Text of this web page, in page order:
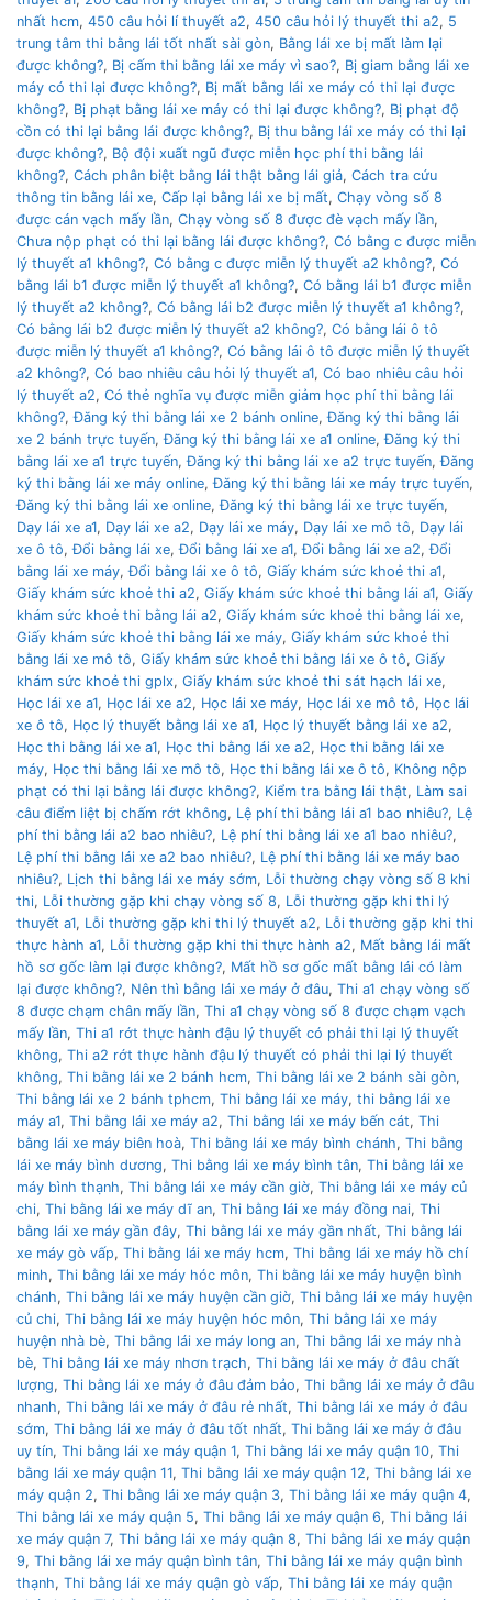
nhất hcm, 450 câu hỏi lí thuyết a2, 450 câu hỏi lý thuyết thi a2, 5
trung tâm thi bằng lái tốt nhất sài gòn, Bằng lái xe bị mất làm lại
được không?, Bị cấm thi bằng lái xe máy vì sao?, Bị giam bằng lái xe
máy có thi lại được không?, Bị mất bằng lái xe máy có thi lại được
không?, Bị phạt bằng lái xe máy có thi lại được không?, Bị phạt độ
cồn có thi lại bằng lái được không?, Bị thu bằng lái xe máy có thi lại
được không?, Bộ đội xuất ngũ được miễn học phí thi bằng lái
không?, Cách phân biệt bằng lái thật bằng lái giả, Cách tra cứu
thông tin bằng lái xe, Cấp lại bằng lái xe bị mất, Chạy vòng số 8
được cán vạch mấy lần, Chạy vòng số 8 được đè vạch mấy lần,
Chưa nộp phạt có thi lại bằng lái được không?, Có bằng c được miễn
lý thuyết a1 không?, Có bằng c được miễn lý thuyết a2 không?, Có
bằng lái b1 được miễn lý thuyết a1 không?, Có bằng lái b1 được miễn
lý thuyết a2 không?, Có bằng lái b2 được miễn lý thuyết a1 không?,
Có bằng lái b2 được miễn lý thuyết a2 không?, Có bằng lái ô tô
được miễn lý thuyết a1 không?, Có bằng lái ô tô được miễn lý thuyết
a2 không?, Có bao nhiêu câu hỏi lý thuyết a1, Có bao nhiêu câu hỏi
lý thuyết a2, Có thẻ nghĩa vụ được miễn giảm học phí thi bằng lái
không?,Đăng ký thi bằng lái xe 2 bánh online,Đăng ký thi bằng lái
xe 2 bánh trực tuyến,Đăng ký thi bằng lái xe a1 online,Đăng ký thi
bằng lái xe a1 trực tuyến,Đăng ký thi bằng lái xe a2 trực tuyến,Đăng
ký thi bằng lái xe máy online,Đăng ký thi bằng lái xe máy trực tuyến,
Đăng ký thi bằng lái xe online,Đăng ký thi bằng lái xe trực tuyến,
Dạy lái xe a1, Dạy lái xe a2, Dạy lái xe máy, Dạy lái xe mô tô, Dạy lái
xe ô tô,Đổi bằng lái xe,Đổi bằng lái xe a1,Đổi bằng lái xe a2,Đổi
bằng lái xe máy,Đổi bằng lái xe ô tô, Giấy khám sức khoẻ thi a1,
Giấy khám sức khoẻ thi a2, Giấy khám sức khoẻ thi bằng lái a1, Giấy
khám sức khoẻ thi bằng lái a2, Giấy khám sức khoẻ thi bằng lái xe,
Giấy khám sức khoẻ thi bằng lái xe máy, Giấy khám sức khoẻ thi
bằng lái xe mô tô, Giấy khám sức khoẻ thi bằng lái xe ô tô, Giấy
khám sức khoẻ thi gplx, Giấy khám sức khoẻ thi sát hạch lái xe,
Học lái xe a1, Học lái xe a2, Học lái xe máy, Học lái xe mô tô, Học lái
xe ô tô, Học lý thuyết bằng lái xe a1, Học lý thuyết bằng lái xe a2,
Học thi bằng lái xe a1, Học thi bằng lái xe a2, Học thi bằng lái xe
máy, Học thi bằng lái xe mô tô, Học thi bằng lái xe ô tô, Không nộp
phạt có thi lại bằng lái được không?, Kiểm tra bằng lái thật, Làm sai
câu điểm liệt bị chấm rớt không, Lệ phí thi bằng lái a1 bao nhiêu?, Lệ
phí thi bằng lái a2 bao nhiêu?, Lệ phí thi bằng lái xe a1 bao nhiêu?,
Lệ phí thi bằng lái xe a2 bao nhiêu?, Lệ phí thi bằng lái xe máy bao
nhiêu?, Lịch thi bằng lái xe máy sớm, Lỗi thường chạy vòng số 8 khi
thi, Lỗi thường gặp khi chạy vòng số 8, Lỗi thường gặp khi thi lý
thuyết a1, Lỗi thường gặp khi thi lý thuyết a2, Lỗi thường gặp khi thi
thực hành a1, Lỗi thường gặp khi thi thực hành a2, Mất bằng lái mất
hồ sơ gốc làm lại được không?, Mất hồ sơ gốc mất bằng lái có làm
lại được không?, Nên thì bằng lái xe máy ở đâu, Thi a1 chạy vòng số
8 được chạm chân mấy lần, Thi a1 chạy vòng số 8 được chạm vạch
mấy lần, Thi a1 rớt thực hành đậu lý thuyết có phải thi lại lý thuyết
không, Thi a2 rớt thực hành đậu lý thuyết có phải thi lại lý thuyết
không, Thi bằng lái xe 2 bánh hcm, Thi bằng lái xe 2 bánh sài gòn,
Thi bằng lái xe 2 bánh tphcm, Thi bằng lái xe máy, thi bằng lái xe
máy a1, Thi bằng lái xe máy a2, Thi bằng lái xe máy bến cát, Thi
bằng lái xe máy biên hoà, Thi bằng lái xe máy bình chánh, Thi bằng
lái xe máy bình dương, Thi bằng lái xe máy bình tân, Thi bằng lái xe
máy bình thạnh, Thi bằng lái xe máy cần giờ, Thi bằng lái xe máy củ
chi, Thi bằng lái xe máy dĩ an, Thi bằng lái xe máy đồng nai, Thi
bằng lái xe máy gần đây, Thi bằng lái xe máy gần nhất, Thi bằng lái
xe máy gò vấp, Thi bằng lái xe máy hcm, Thi bằng lái xe máy hồ chí
minh, Thi bằng lái xe máy hóc môn, Thi bằng lái xe máy huyện bình
chánh, Thi bằng lái xe máy huyện cần giờ, Thi bằng lái xe máy huyện
củ chi, Thi bằng lái xe máy huyện hóc môn, Thi bằng lái xe máy
huyện nhà bè, Thi bằng lái xe máy long an, Thi bằng lái xe máy nhà
bè, Thi bằng lái xe máy nhơn trạch, Thi bằng lái xe máy ở đâu chất
lượng, Thi bằng lái xe máy ở đâu đảm bảo, Thi bằng lái xe máy ở đâu
nhanh, Thi bằng lái xe máy ở đâu rẻ nhất, Thi bằng lái xe máy ở đâu
sớm, Thi bằng lái xe máy ở đâu tốt nhất, Thi bằng lái xe máy ở đâu
uy tín, Thi bằng lái xe máy quận 1, Thi bằng lái xe máy quận 10, Thi
bằng lái xe máy quận 11, Thi bằng lái xe máy quận 12, Thi bằng lái xe
máy quận 2, Thi bằng lái xe máy quận 3, Thi bằng lái xe máy quận 4,
Thi bằng lái xe máy quận 5, Thi bằng lái xe máy quận 6, Thi bằng lái
xe máy quận 7, Thi bằng lái xe máy quận 8, Thi bằng lái xe máy quận
9, Thi bằng lái xe máy quận bình tân, Thi bằng lái xe máy quận bình
thạnh, Thi bằng lái xe máy quận gò vấp, Thi bằng lái xe máy quận